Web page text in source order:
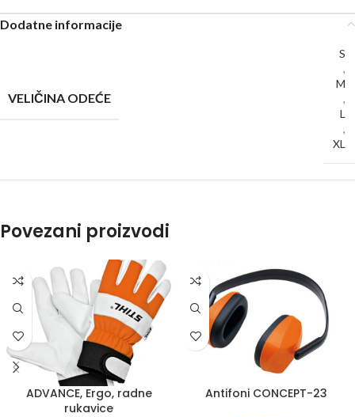
Dodatne informacije
VELIČINA ODEĆE
S
,
M
,
L
,
XL
Povezani proizvodi
ADVANCE, Ergo, radne
rukavice
Antifoni CONCEPT-23